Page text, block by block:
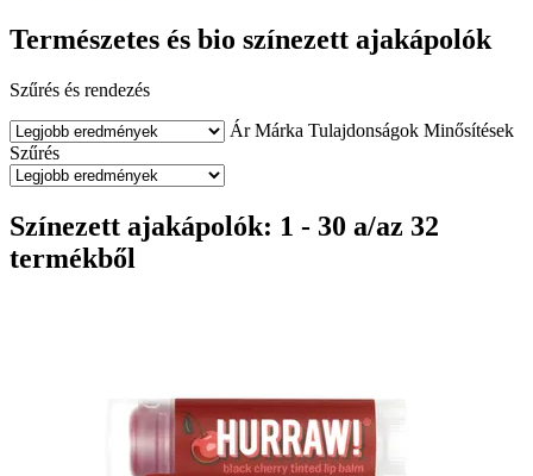
Természetes és bio színezett ajakápolók
Szűrés és rendezés
Ár Márka Tulajdonságok Minősítések
Szűrés
Színezett ajakápolók: 1 - 30 a/az 32
termékből